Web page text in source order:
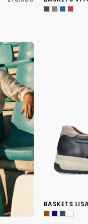
BASKETS